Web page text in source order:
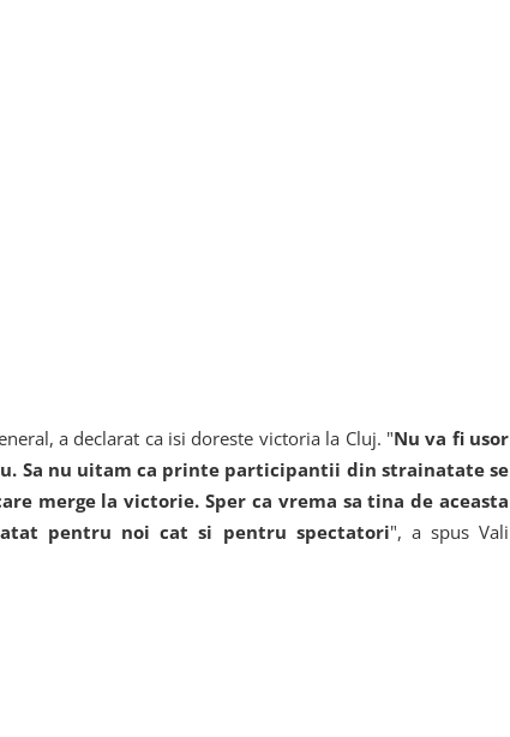
a declarat ca isi doreste victoria la Cluj. "Nu va fi usor
Sa nu uitam ca printe participantii din strainatate se
merge la victorie. Sper ca vrema sa tina de aceasta
pentru noi cat si pentru spectatori", a spus Vali